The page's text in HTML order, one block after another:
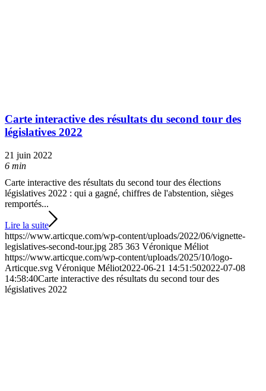
Carte interactive des résultats du second tour des
législatives 2022
21 juin 2022
6 min
Carte interactive des résultats du second tour des élections
législatives 2022 : qui a gagné, chiffres de l'abstention, sièges
remportés...
Lire la suite
https://www.articque.com/wp-content/uploads/2022/06/vignette-
legislatives-second-tour.jpg 285 363 Véronique Méliot
https://www.articque.com/wp-content/uploads/2025/10/logo-
Articque.svg Véronique Méliot2022-06-21 14:51:502022-07-08
14:58:40Carte interactive des résultats du second tour des
législatives 2022